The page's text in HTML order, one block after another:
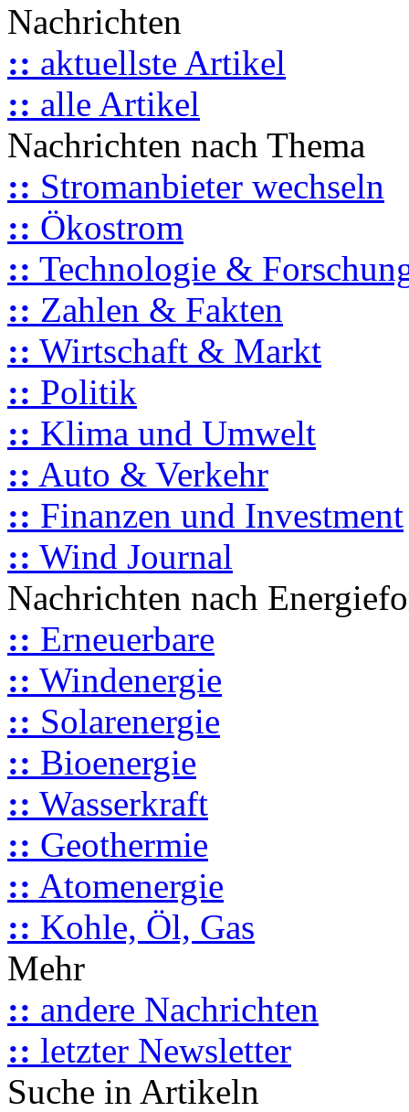
Nachrichten
:: aktuellste Artikel
:: alle Artikel
Nachrichten nach Thema
:: Stromanbieter wechseln
:: Ökostrom
:: Technologie &
:: Zahlen & Fakten
:: Wirtschaft & Markt
:: Politik
:: Klima und Umwelt
:: Auto & Verkehr
:: Finanzen und Investment
:: Wind Journal
Nachrichten nach
:: Erneuerbare
:: Windenergie
:: Solarenergie
:: Bioenergie
:: Wasserkraft
:: Geothermie
:: Atomenergie
:: Kohle, Öl, Gas
Mehr
:: andere Nachrichten
:: letzter Newsletter
Suche in Artikeln